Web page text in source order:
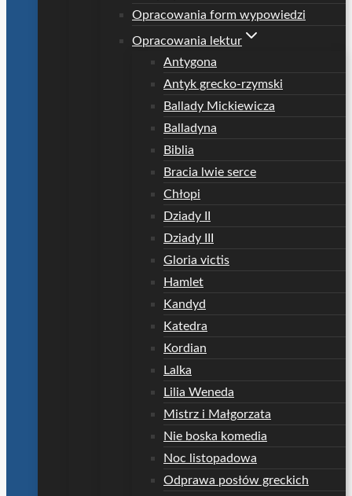
Opracowania form wypowiedzi
Opracowania lektur
Antygona
Antyk grecko-rzymski
Ballady Mickiewicza
Balladyna
Biblia
Bracia lwie serce
Chłopi
Dziady II
Dziady III
Gloria victis
Hamlet
Kandyd
Katedra
Kordian
Lalka
Lilia Weneda
Mistrz i Małgorzata
Nie boska komedia
Noc listopadowa
Odprawa posłów greckich